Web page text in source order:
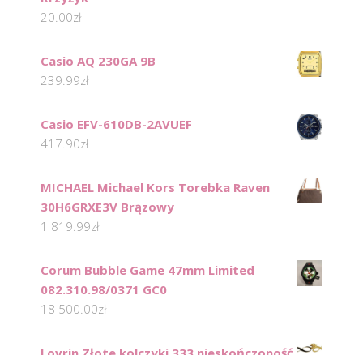
20.00zł
Casio AQ 230GA 9B
239.99zł
Casio EFV-610DB-2AVUEF
417.90zł
MICHAEL Michael Kors Torebka Raven
30H6GRXE3V Brązowy
1 819.99zł
Corum Bubble Game 47mm Limited
082.310.98/0371 GC0
18 500.00zł